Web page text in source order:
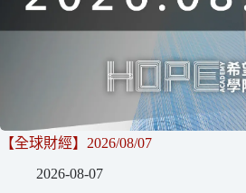
【全球財經】2026/08/07
2026-08-07